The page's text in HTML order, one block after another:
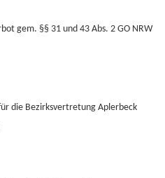
gem. §§ 31 und 43 Abs. 2 GO NRW
die Bezirksvertretung Aplerbeck